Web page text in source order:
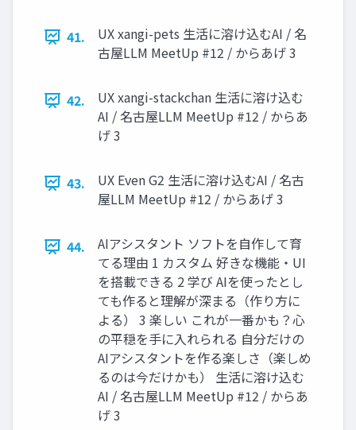
41.
UX xangi-pets 生活に溶け込むAI / 名
古屋LLM MeetUp #12 / からあげ 3
42.
UX xangi-stackchan 生活に溶け込む
AI / 名古屋LLM MeetUp #12 / からあ
げ 3
43.
UX Even G2 生活に溶け込むAI / 名古
屋LLM MeetUp #12 / からあげ 3
44.
AIアシスタント ソフトを自作して育
てる理由 1 カスタム 好きな機能・UI
を搭載できる 2 学び AIを使ったとし
ても作ると理解が深まる（作り方に
よる） 3 楽しい これが一番かも？心
の平穏を手に入れられる 自分だけの
AIアシスタントを作る楽しさ（楽しめ
るのは今だけかも） 生活に溶け込む
AI / 名古屋LLM MeetUp #12 / からあ
げ 3